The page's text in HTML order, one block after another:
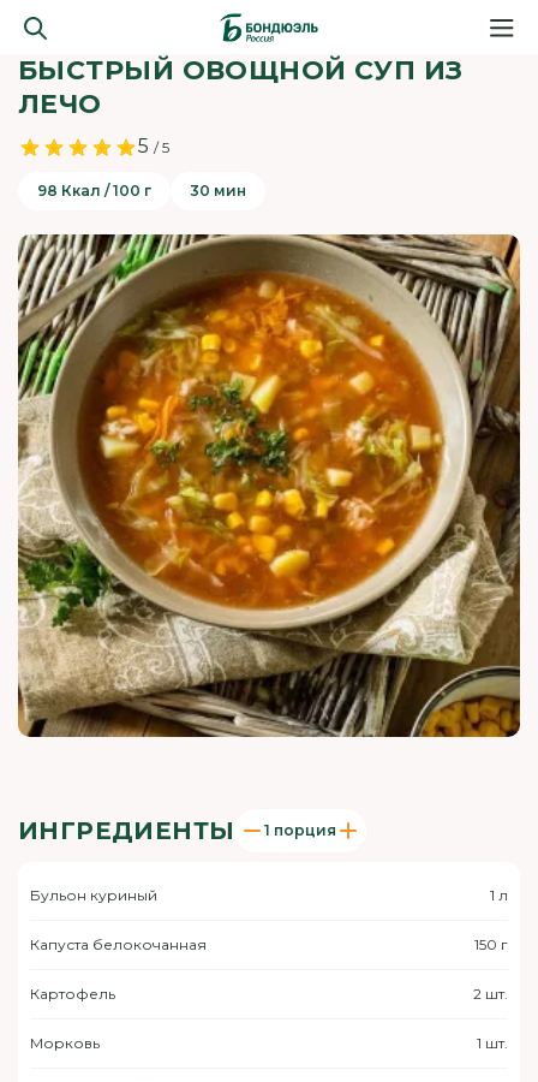
БЫСТРЫЙ ОВОЩНОЙ СУП ИЗ
ЛЕЧО
5 / 5
98 Ккал / 100 г 30 мин
ИНГРЕДИЕНТЫ 1 порция
Бульон куриный 1 л
Капуста белокочанная 150 г
Картофель 2 шт.
Морковь 1 шт.